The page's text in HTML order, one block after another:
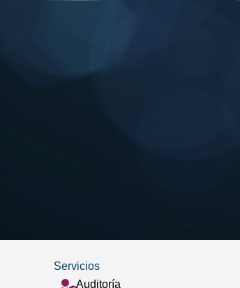
Servicios
Auditoría